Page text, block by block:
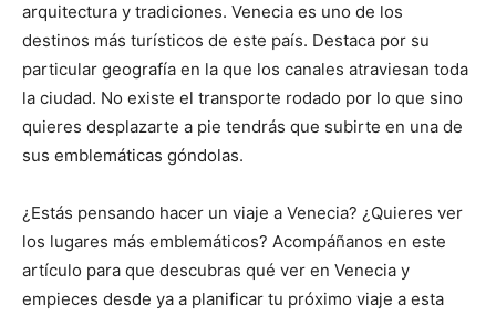
arquitectura y tradiciones. Venecia es uno de los
destinos más turísticos de este país. Destaca por su
particular geografía en la que los canales atraviesan toda
la ciudad. No existe el transporte rodado por lo que sino
quieres desplazarte a pie tendrás que subirte en una de
sus emblemáticas góndolas.
¿Estás pensando hacer un viaje a Venecia? ¿Quieres ver
los lugares más emblemáticos? Acompáñanos en este
artículo para que descubras qué ver en Venecia y
empieces desde ya a planificar tu próximo viaje a esta